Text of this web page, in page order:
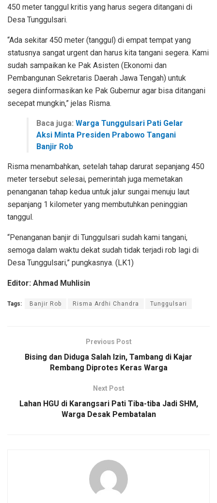
450 meter tanggul kritis yang harus segera ditangani di
Desa Tunggulsari.
“Ada sekitar 450 meter (tanggul) di empat tempat yang
statusnya sangat urgent dan harus kita tangani segera. Kami
sudah sampaikan ke Pak Asisten (Ekonomi dan
Pembangunan Sekretaris Daerah Jawa Tengah) untuk
segera diinformasikan ke Pak Gubernur agar bisa ditangani
secepat mungkin,” jelas Risma.
Baca juga: Warga Tunggulsari Pati Gelar
Aksi Minta Presiden Prabowo Tangani
Banjir Rob
Risma menambahkan, setelah tahap darurat sepanjang 450
meter tersebut selesai, pemerintah juga memetakan
penanganan tahap kedua untuk jalur sungai menuju laut
sepanjang 1 kilometer yang membutuhkan peninggian
tanggul.
“Penanganan banjir di Tunggulsari sudah kami tangani,
semoga dalam waktu dekat sudah tidak terjadi rob lagi di
Desa Tunggulsari,” pungkasnya. (LK1)
Editor: Ahmad Muhlisin
Tags: Banjir Rob Risma Ardhi Chandra Tunggulsari
Previous Post
Bising dan Diduga Salah Izin, Tambang di Kajar
Rembang Diprotes Keras Warga
Next Post
Lahan HGU di Karangsari Pati Tiba-tiba Jadi SHM,
Warga Desak Pembatalan